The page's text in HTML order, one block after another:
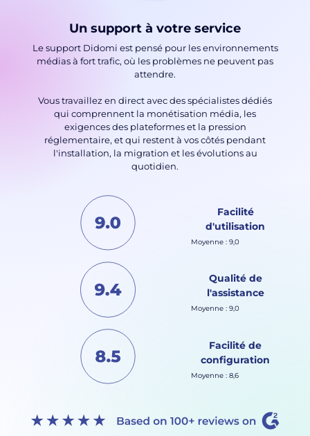
Un support à votre service
Le support Didomi est pensé pour les environnements
médias à fort trafic, où les problèmes ne peuvent pas
attendre.
Vous travaillez en direct avec des spécialistes dédiés
qui comprennent la monétisation média, les
exigences des plateformes et la pression
réglementaire, et qui restent à vos côtés pendant
l'installation, la migration et les évolutions au
quotidien.
Facilité
d'utilisation
Moyenne : 9,0
Qualité de
l'assistance
Moyenne : 9,0
Facilité de
configuration
Moyenne : 8,6